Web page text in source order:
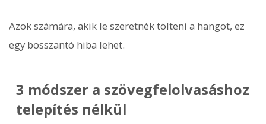
Azok számára, akik le szeretnék tölteni a hangot, ez
egy bosszantó hiba lehet.
3 módszer a szövegfelolvasáshoz
telepítés nélkül